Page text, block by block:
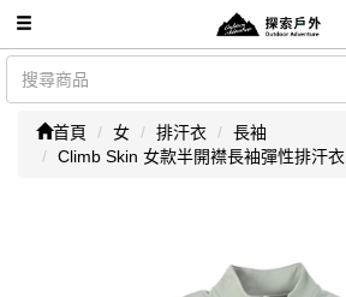
首頁 女 排汗衣
長袖
Climb Skin 女款半開襟長袖彈性排汗衣